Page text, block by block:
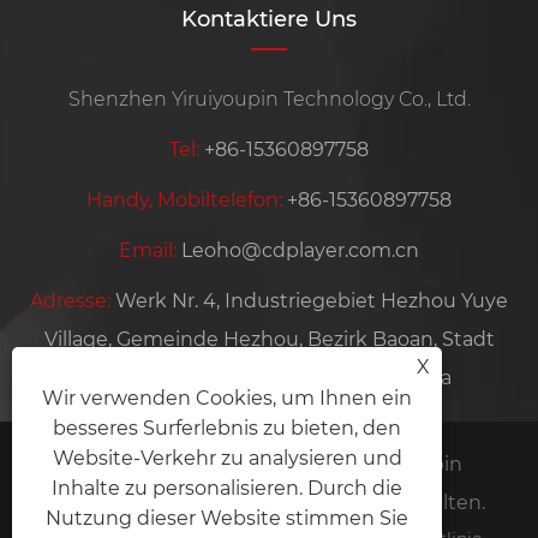
Kontaktiere Uns
Shenzhen Yiruiyoupin Technology Co., Ltd.
Tel: +86-15360897758
Handy, Mobiltelefon: +86-15360897758
Email: Leoho@cdplayer.com.cn
Adresse: Werk Nr. 4, Industriegebiet Hezhou Yuye
Village, Gemeinde Hezhou, Bezirk Baoan, Stadt
Shenzhen, Provinz Guangdong, China
Copyright © 2026 Shenzhen Yiruiyoupin
Technology Co., Ltd. Alle Rechte vorbehalten.
X
Wir verwenden Cookies, um Ihnen ein
besseres Surferlebnis zu bieten, den
Website-Verkehr zu analysieren und
Inhalte zu personalisieren. Durch die
Nutzung dieser Website stimmen Sie